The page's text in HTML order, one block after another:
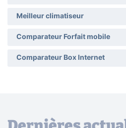
Meilleur climatiseur
Comparateur Forfait mobile
Comparateur Box Internet